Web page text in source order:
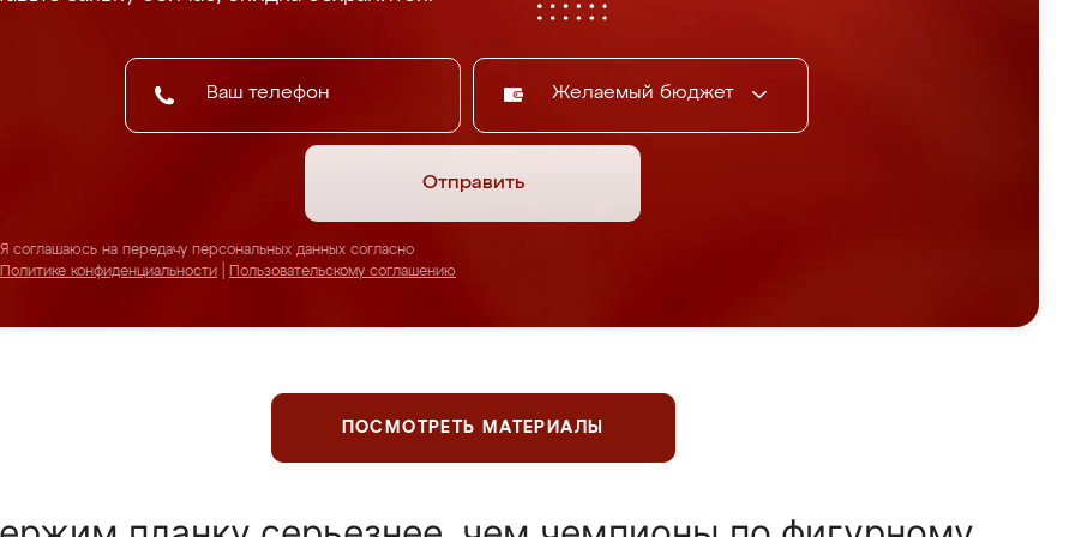
Желаемый бюджет
Отправить
Я соглашаюсь на передачу персональных данных согласно
Политике конфиденциальности
Пользовательскому соглашению
ПОСМОТРЕТЬ МАТЕРИАЛЫ